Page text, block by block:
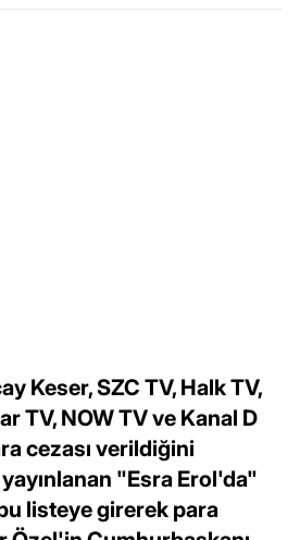
Keser, SZC TV, Halk TV,
TV, NOW TV ve Kanal D
cezası verildiğini
"Esra Erol'da"
listeye girerek para